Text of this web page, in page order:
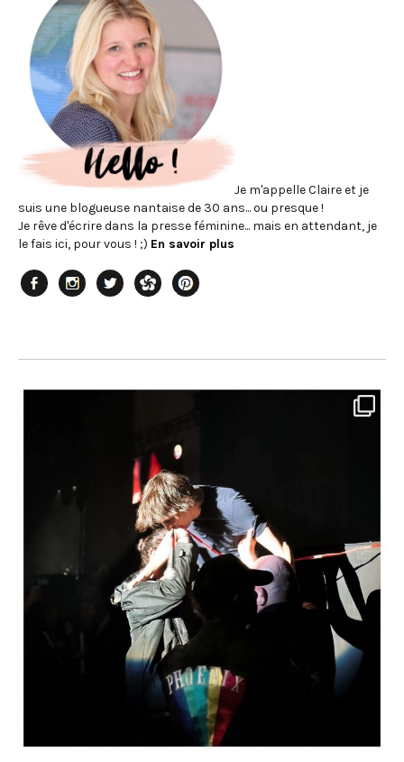
Je m'appelle Claire et je
suis une blogueuse nantaise de 30 ans... ou presque !
Je rêve d'écrire dans la presse féminine... mais en attendant, je
le fais ici, pour vous ! ;) En savoir plus